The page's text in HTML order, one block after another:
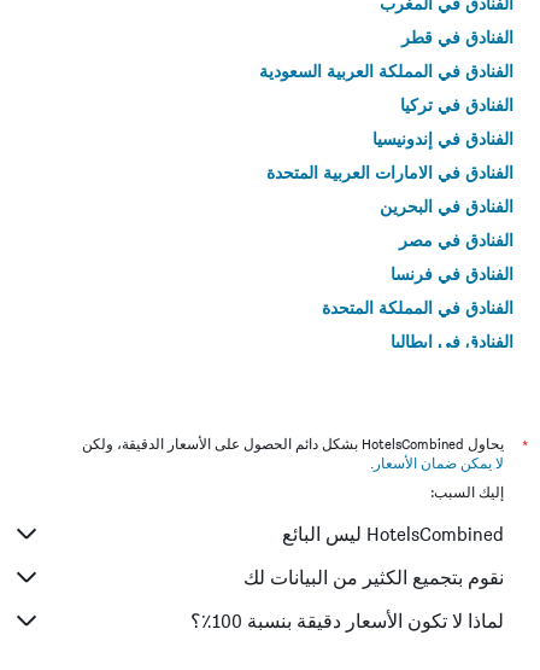
الفنادق في قطر
الفنادق في المملكة العربية السعودية
الفنادق في تركيا
الفنادق في إندونيسيا
الفنادق في الامارات العربية المتحدة
الفنادق في البحرين
الفنادق في مصر
الفنادق في فرنسا
الفنادق في المملكة المتحدة
الفنادق في إيطاليا
*
يحاول HotelsCombined بشكل دائم الحصول على الأسعار الدقيقة، ولكن
لا يمكن ضمان الأسعار .
إليك السبب:
HotelsCombined ليس البائع
نقوم بتجميع الكثير من البيانات لك
لماذا لا تكون الأسعار دقيقة بنسبة 100٪؟